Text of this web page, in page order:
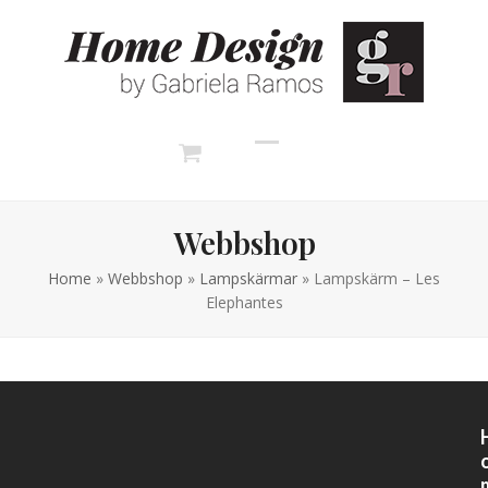
mobile
menu
mobile
menu
Webbshop
Home » Webbshop » Lampskärmar » Lampskärm – Les
Elephantes